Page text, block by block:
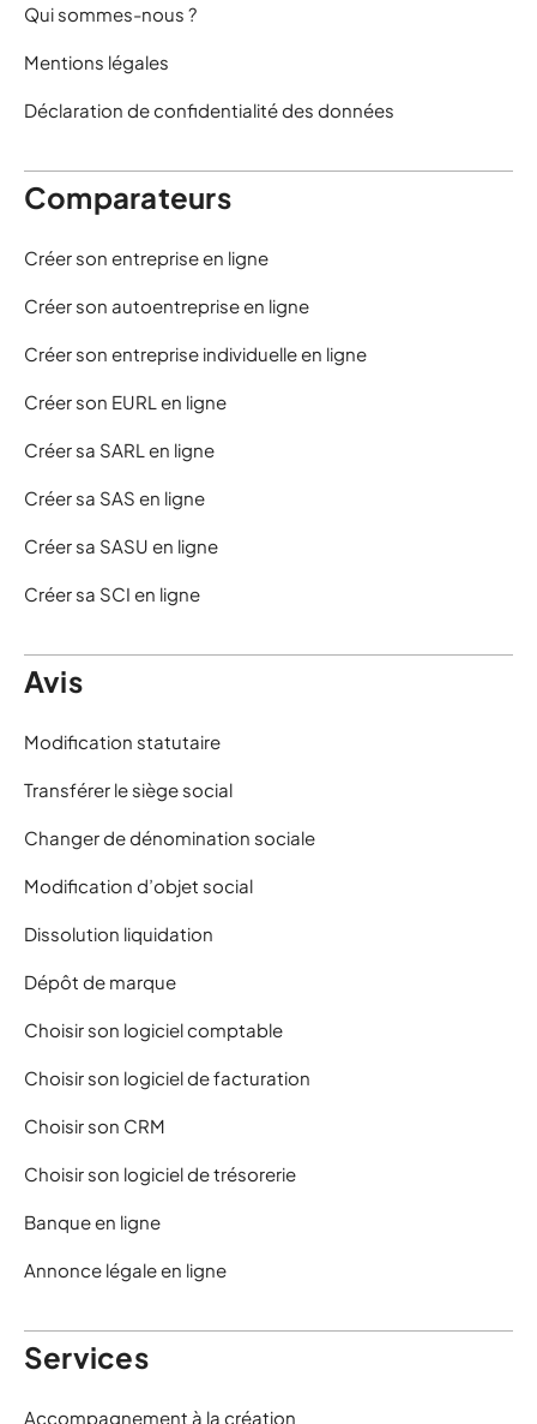
Qui sommes-nous ?
Mentions légales
Déclaration de confidentialité des données
Comparateurs
Créer son entreprise en ligne
Créer son autoentreprise en ligne
Créer son entreprise individuelle en ligne
Créer son EURL en ligne
Créer sa SARL en ligne
Créer sa SAS en ligne
Créer sa SASU en ligne
Créer sa SCI en ligne
Avis
Modification statutaire
Transférer le siège social
Changer de dénomination sociale
Modification d’objet social
Dissolution liquidation
Dépôt de marque
Choisir son logiciel comptable
Choisir son logiciel de facturation
Choisir son CRM
Choisir son logiciel de trésorerie
Banque en ligne
Annonce légale en ligne
Services
Accompagnement à la création